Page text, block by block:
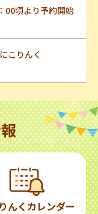
00頃より予約開始
こりんく
んくカレンダー